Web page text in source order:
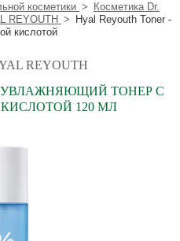
косметики
Косметика Dr.
REYOUTH
Hyal Reyouth Toner -
кислотой
REYOUTH
- УВЛАЖНЯЮЩИЙ ТОНЕР С
120 МЛ